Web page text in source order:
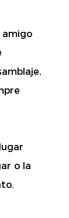
amigo
o la